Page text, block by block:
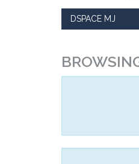
DSPACE MJ